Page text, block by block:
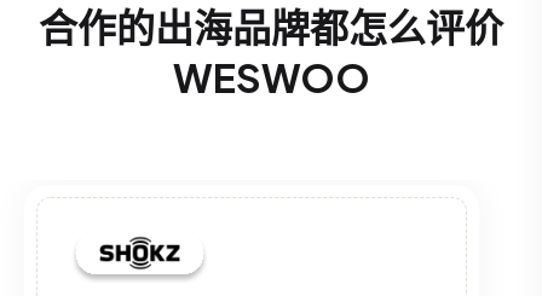
合作的出海品牌都怎么评价
WESWOO